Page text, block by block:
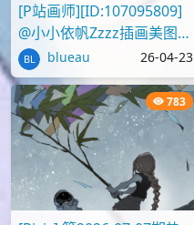
[P站画师][ID:107095809]
@小小依帆Zzzz插画美图作
品推荐blueau 26-04-23
783